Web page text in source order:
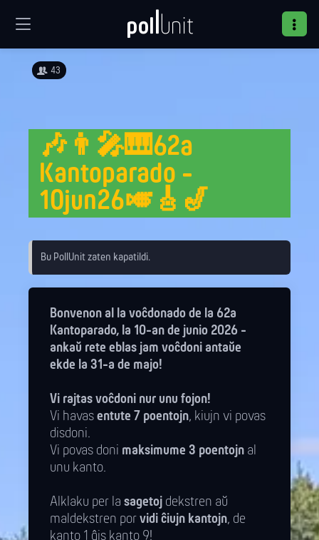
43
🎶👨‍🎤🎹62a
Kantoparado -
10jun26🎺🎸🎷
Bu PollUnit zaten kapatildi.
Bonvenon al la voĉdonado de la 62a
Kantoparado, la 10-an de junio 2026 -
ankaŭ rete eblas jam voĉdoni antaŭe
ekde la 31-a de majo!
Vi rajtas voĉdoni nur unu fojon!
Vi havas entute 7 poentojn, kiujn vi povas
disdoni.
Vi povas doni maksimume 3 poentojn al
unu kanto.
Alklaku per la sagetoj dekstren aŭ
maldekstren por vidi ĉiujn kantojn, de
kanto 1 ĝis kanto 9!